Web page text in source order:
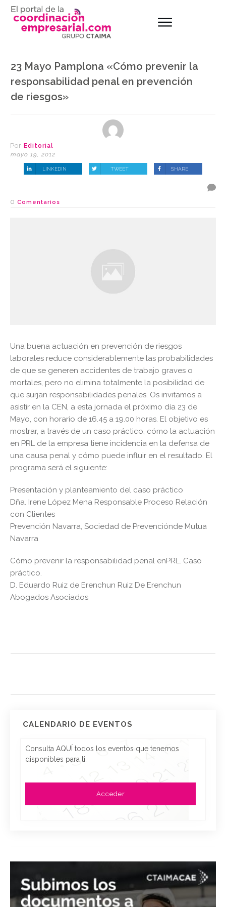
23 Mayo Pamplona «Cómo prevenir la
responsabilidad penal en prevención
de riesgos»
Por Editorial
mayo 19, 2012
LINKEDIN TWEET SHARE
0 Comentarios
Una buena actuación en prevención de riesgos
laborales reduce considerablemente las probabilidades
de que se generen accidentes de trabajo graves o
mortales, pero no elimina totalmente la posibilidad de
que surjan responsabilidades penales. Os invitamos a
asistir en la CEN, a esta jornada el próximo día 23 de
Mayo, con horario de 16.45 a 19.00 horas. El objetivo es
mostrar, a través de un caso práctico, cómo la actuación
en PRL de la empresa tiene incidencia en la defensa de
una causa penal y cómo puede influir en el resultado. El
programa será el siguiente:
Presentación y planteamiento del caso práctico
Dña. Irene López Mena Responsable Proceso Relación
con Clientes
Prevención Navarra, Sociedad de Prevenciónde Mutua
Navarra
Cómo prevenir la responsabilidad penal enPRL. Caso
práctico.
D. Eduardo Ruiz de Erenchun Ruiz De Erenchun
Abogados Asociados
CALENDARIO DE EVENTOS
Consulta AQUÍ todos los eventos que tenemos
disponibles para ti.
Acceder